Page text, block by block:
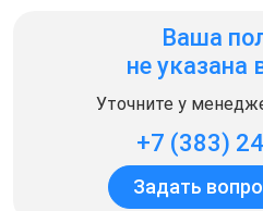
Ваша
не указана
Уточните у
+7 (383)
Задать